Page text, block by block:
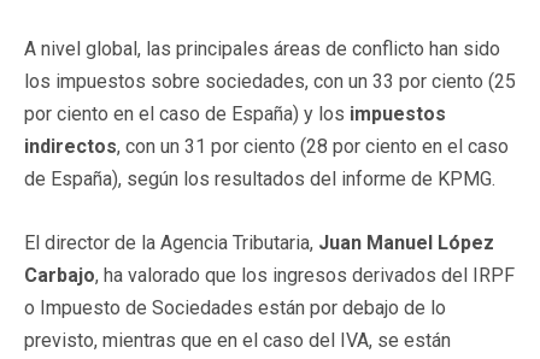
A nivel global, las principales áreas de conflicto han sido
los impuestos sobre sociedades, con un 33 por ciento (25
por ciento en el caso de España) y los impuestos
indirectos, con un 31 por ciento (28 por ciento en el caso
de España), según los resultados del informe de KPMG.
El director de la Agencia Tributaria, Juan Manuel López
Carbajo, ha valorado que los ingresos derivados del IRPF
o Impuesto de Sociedades están por debajo de lo
previsto, mientras que en el caso del IVA, se están